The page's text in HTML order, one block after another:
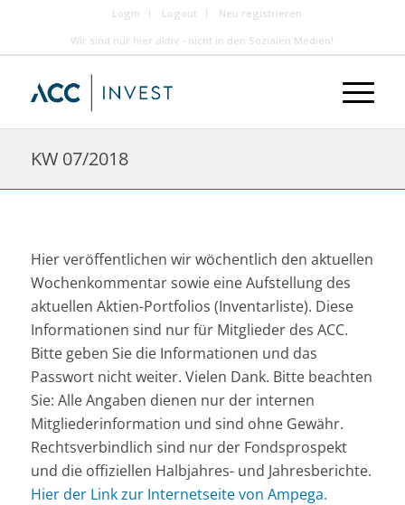
Login Logout
Neu registrieren
Wir sind nur hier aktiv - nicht in den Sozialen Medien!
KW 07/2018
Hier veröffentlichen wir wöchentlich den aktuellen
Wochenkommentar sowie eine Aufstellung des
aktuellen Aktien-Portfolios (Inventarliste). Diese
Informationen sind nur für Mitglieder des ACC.
Bitte geben Sie die Informationen und das
Passwort nicht weiter. Vielen Dank. Bitte beachten
Sie: Alle Angaben dienen nur der internen
Mitgliederinformation und sind ohne Gewähr.
Rechtsverbindlich sind nur der Fondsprospekt
und die offiziellen Halbjahres- und Jahresberichte.
Hier der Link zur Internetseite von Ampega.